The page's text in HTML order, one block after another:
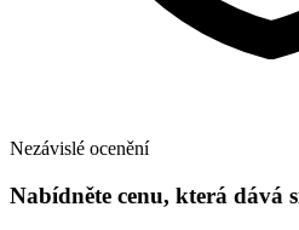
Nezávislé ocenění
Nabídněte cenu, která dává